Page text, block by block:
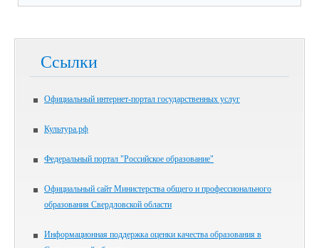
Ссылки
Официальный интернет-портал государственных услуг
Культура.рф
Федеральный портал "Российское образование"
Официальный сайт Министерства общего и профессионального
образования Свердловской области
Информационная поддержка оценки качества образования в